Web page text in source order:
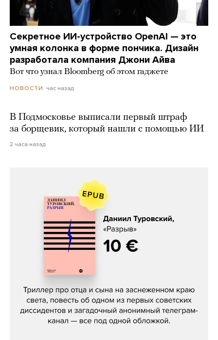
Секретное ИИ-устройство OpenAI — это
умная колонка в форме пончика. Дизайн
разработала компания Джони Айва
Вот что узнал Bloomberg об этом гаджете
НОВОСТИ час назад
В Подмосковье выписали первый штраф
за борщевик, который нашли с помощью ИИ
2 часа назад
Даниил Туровский, «Разрыв»